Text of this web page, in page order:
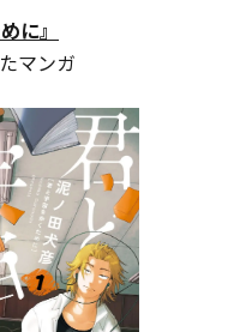
に』
マンガ